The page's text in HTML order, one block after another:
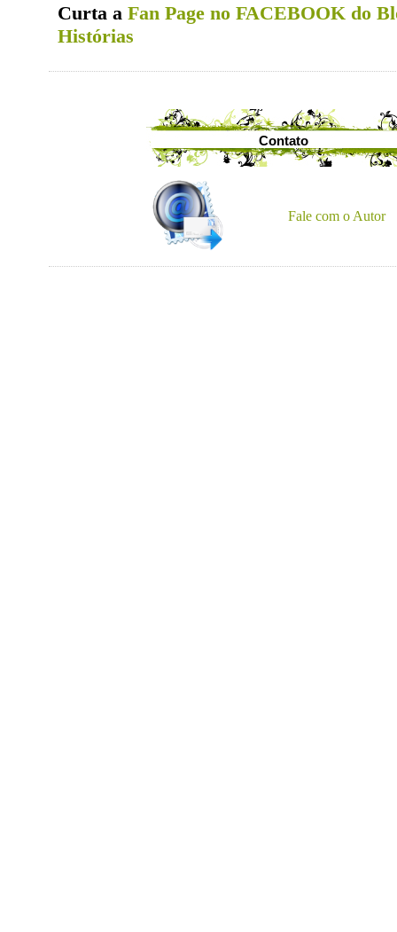
Curta a Fan Page no FACEBOOK do
Histórias
Contato
Fale com o Autor